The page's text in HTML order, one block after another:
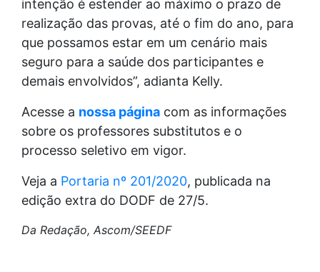
intenção é estender ao máximo o prazo de
realização das provas, até o fim do ano, para
que possamos estar em um cenário mais
seguro para a saúde dos participantes e
demais envolvidos”, adianta Kelly.
Acesse a nossa página com as informações
sobre os professores substitutos e o
processo seletivo em vigor.
Veja a Portaria nº 201/2020, publicada na
edição extra do DODF de 27/5.
Da Redação, Ascom/SEEDF